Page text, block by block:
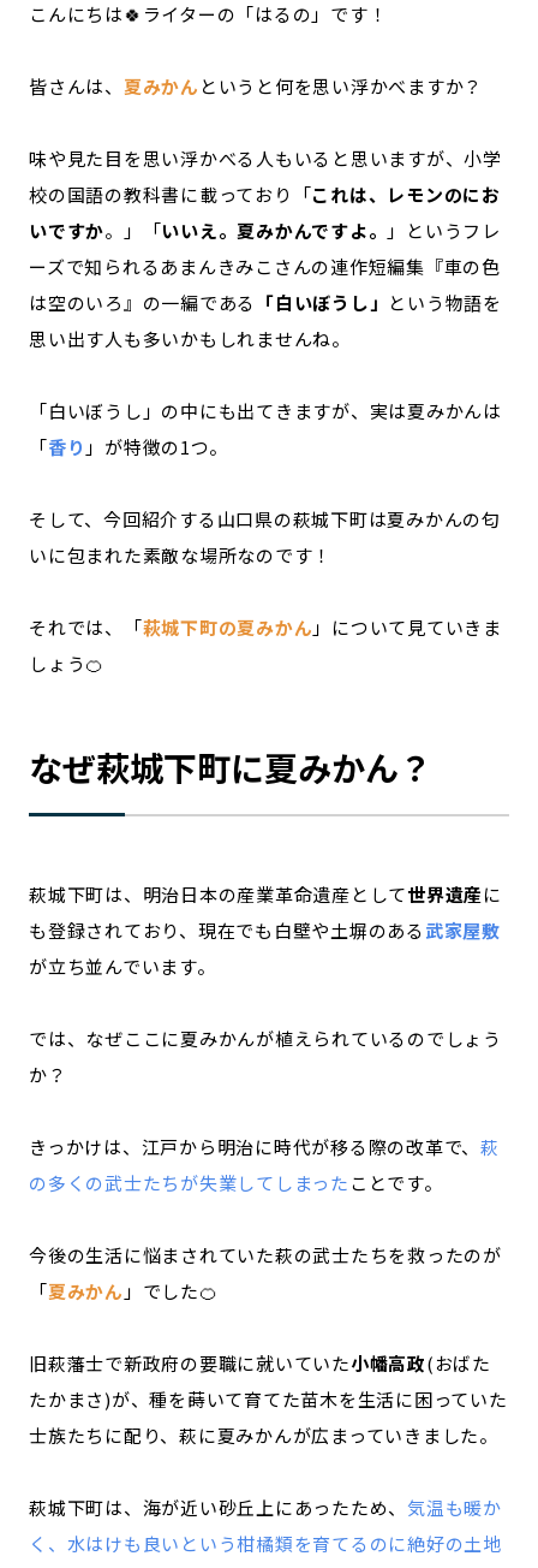
こんにちは🍀ライターの「はるの」です！
皆さんは、 夏みかん というと何を思い浮かべますか？
味や見た目を思い浮かべる人もいると思いますが、小学
校の国語の教科書に載っており「これは、レモンのにお
いですか。」「いいえ。夏みかんですよ。
」というフレ
ーズで知られるあまんきみこさんの連作短編集『車の色
は空のいろ』の一編である 「白いぼうし」 という物語を
思い出す人も多いかもしれませんね。
「白いぼうし」の中にも出てきますが、実は夏みかんは
「香り 」が特徴の1つ。
そして、今回紹介する山口県の萩城下町は夏みかんの匂
いに包まれた素敵な場所なのです！
それでは、「萩城下町の夏みかん 」について見ていきま
しょう🍊
なぜ萩城下町に夏みかん？
萩城下町は、明治日本の産業革命遺産として世界遺産に
も登録されており、現在でも白壁や土塀のある武家屋敷
が立ち並んでいます。
では、なぜここに夏みかんが植えられているのでしょう
か？
きっかけは、江戸から明治に時代が移る際の改革で、 萩
の多くの武士たちが失業してしまったことです。
今後の生活に悩まされていた萩の武士たちを救ったのが
「夏みかん 」でした🍊
旧萩藩士で新政府の要職に就いていた小幡高政(おばた
たかまさ)が、種を蒔いて育てた苗木を生活に困っていた
士族たちに配り、萩に夏みかんが広まっていきました。
萩城下町は、海が近い砂丘上にあったため、 気温も暖か
く、水はけも良いという柑橘類を育てるのに絶好の土地